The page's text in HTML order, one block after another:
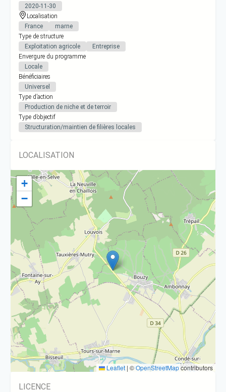
2020-11-30
Localisation
France
marne
Type de structure
Exploitation agricole
Entreprise
Envergure du programme
Locale
Bénéficiaires
Universel
Type d’action
Production de niche et de terroir
Type d’objectif
Structuration/maintien de filières locales
LOCALISATION
+
−
Leaflet | ©OpenStreetMapcontributors
LICENCE